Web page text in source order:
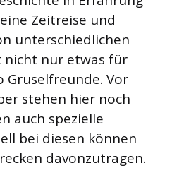
Zeitreise und
unterschiedlichen
nicht nur etwas für
Gruselfreunde. Vor
stehen hier noch
auch spezielle
bei diesen können
davonzutragen.